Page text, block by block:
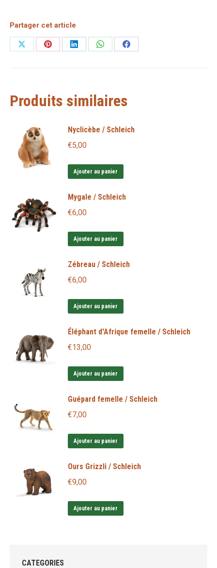
Partager cet article
PartagerPartagerPartagerPartagerPartager
Produits similaires
Nyclicèbe / Schleich
€5,00
Ajouter au panier
Mygale / Schleich
€6,00
Ajouter au panier
Zébreau / Schleich
€6,00
Ajouter au panier
Éléphant d'Afrique femelle / Schleich
€13,00
Ajouter au panier
Guépard femelle / Schleich
€7,00
Ajouter au panier
Ours Grizzli / Schleich
€9,00
Ajouter au panier
CATEGORIES